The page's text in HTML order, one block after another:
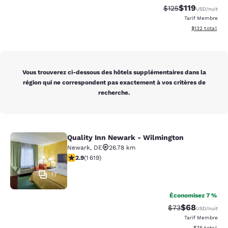
Tarif barré :
$125Tarif réduit :
$119USD/nuit
Tarif Membre
Afficher les
$132 total
Vous trouverez ci-dessous des hôtels supplémentaires dans la
région qui ne correspondent pas exactement à vos critères de
recherche.
Quality Inn Newark - Wilmington
17
Quality Inn Newark - Wilmington
Newark, DE
26.78 km
2.86 étoiles. Moyen. 1619 commentaires
2.9(1 619)
Économisez 7 %
Tarif barré :
$73Tarif réduit :
$68USD/nuit
Tarif Membre